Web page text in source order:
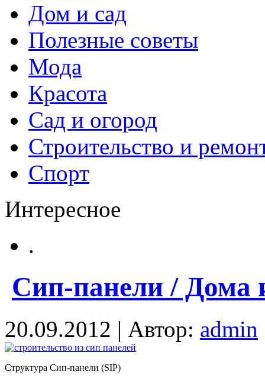
Дом и сад
Полезные советы
Мода
Красота
Сад и огород
Строительство и
Спорт
Интересное
.
Сип-панели / Дома
20.09.2012 | Автор: admin
Структура Сип-панели (SIP)